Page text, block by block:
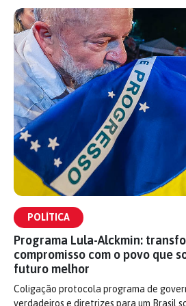
POLÍTICA
Programa Lula-Alckmin:
compromisso com o povo que
futuro melhor
Coligação protocola programa de
verdadeiros e diretrizes para um Brasil